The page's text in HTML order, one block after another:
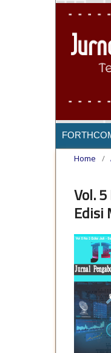
Home /
Vol.
Edisi